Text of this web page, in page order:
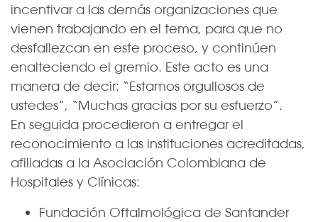
incentivar a las demás organizaciones que
vienen trabajando en el tema, para que no
desfallezcan en este proceso, y continúen
enalteciendo el gremio. Este acto es una
manera de decir: “Estamos orgullosos de
ustedes”, “Muchas gracias por su esfuerzo”.
En seguida procedieron a entregar el
reconocimiento a las instituciones acreditadas,
afiliadas a la Asociación Colombiana de
Hospitales y Clínicas:
Fundación Oftalmológica de Santander